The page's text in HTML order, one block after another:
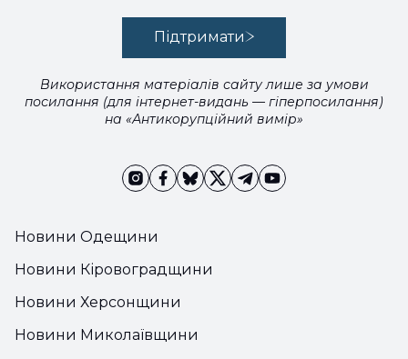
Новини Одещини
Новини Кіровоградщини
Новини Херсонщини
Новини Миколаївщини
Підтримати
Використання матеріалів сайту лише за умови
посилання (для інтернет-видань — гіперпосилання)
на «Антикорупційний вимір»